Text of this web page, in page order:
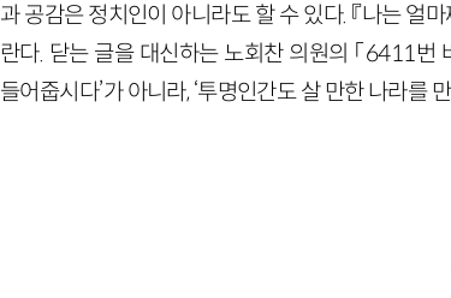
과 공감은 정치인이 아니라도 할 수 있다. 『나는 얼
란다. 닫는 글을 대신하는 노회찬 의원의 「6411번
들어줍시다’가 아니라, ‘투명인간도 살 만한 나라를